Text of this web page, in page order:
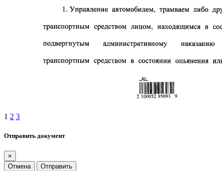
1 2 3
Отправить документ
×
Отмена
Отправить